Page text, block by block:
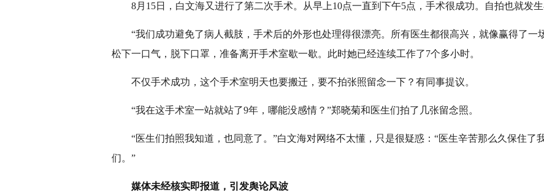
8月15日，白文海又进行了第二次手术。从早上10点一直到下午5点，手术很成功。自拍也就发生
“我们成功避免了病人截肢，手术后的外形也处理得很漂亮。所有医生都很高兴，就像赢得了一
松下一口气，脱下口罩，准备离开手术室歇一歇。此时她已经连续工作了7个多小时。
不仅手术成功，这个手术室明天也要搬迁，要不拍张照留念一下？有同事提议。
“我在这手术室一站就站了9年，哪能没感情？”郑晓菊和医生们拍了几张留念照。
“医生们拍照我知道，也同意了。”白文海对网络不太懂，只是很疑惑：“医生辛苦那么久保住了
们。”
媒体未经核实即报道，引发舆论风波